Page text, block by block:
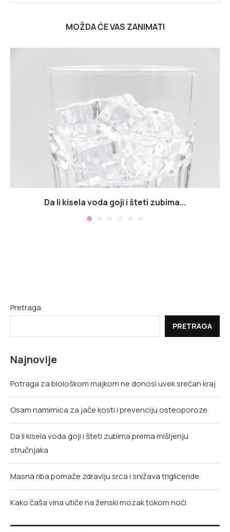
MOŽDA ĆE VAS ZANIMATI
Da li kisela voda goji i šteti zubima...
Pretraga
PRETRAGA
Najnovije
Potraga za biološkom majkom ne donosi uvek srećan kraj
Osam namirnica za jače kosti i prevenciju osteoporoze
Da li kisela voda goji i šteti zubima prema mišljenju
stručnjaka
Masna riba pomaže zdravlju srca i snižava trigliceride
Kako čaša vina utiče na ženski mozak tokom noći